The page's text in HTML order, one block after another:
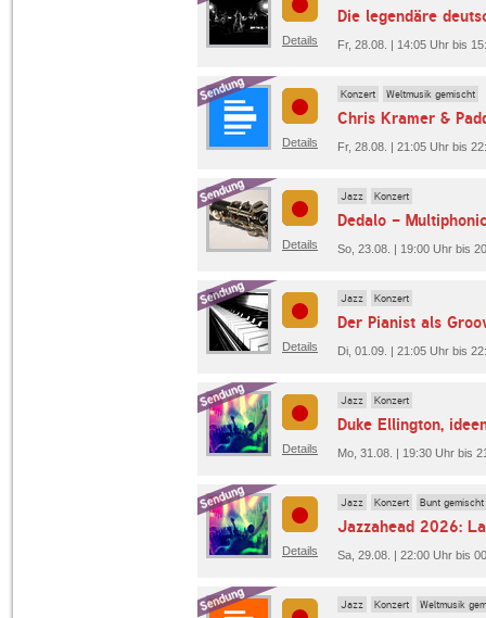
Details
Die legendäre
Fr, 28.08. | 14:05 Uhr bis
Details
Konzert Weltmusik gemischt
Chris Kramer &
Fr, 28.08. | 21:05 Uhr bis
Details
Jazz Konzert
Dedalo -
So, 23.08. | 19:00 Uhr bis
Details
Jazz Konzert
Der Pianist als
Di, 01.09. | 21:05 Uhr bis
Details
Jazz Konzert
Mo, 31.08. | 19:30 Uhr bis
Details
Jazz Konzert Bunt gemischt
Sa, 29.08. | 22:00 Uhr bis
Jazz Konzert Weltmusik